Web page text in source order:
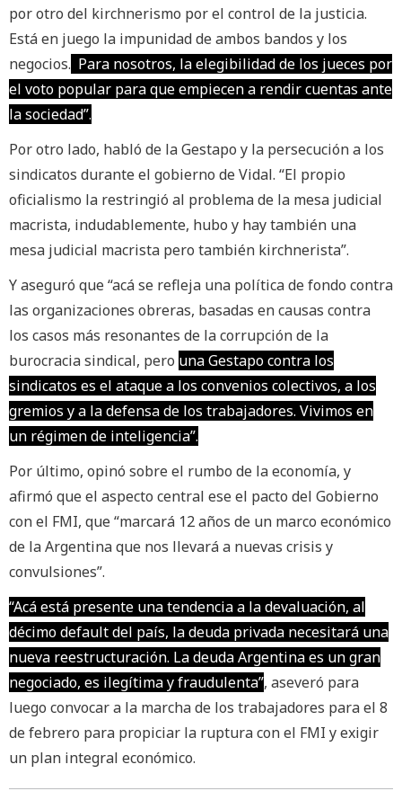
por otro del kirchnerismo por el control de la justicia.
Está en juego la impunidad de ambos bandos y los
negocios. Para nosotros, la elegibilidad de los jueces por
el voto popular para que empiecen a rendir cuentas ante
la sociedad”.
Por otro lado, habló de la Gestapo y la persecución a los
sindicatos durante el gobierno de Vidal. “El propio
oficialismo la restringió al problema de la mesa judicial
macrista, indudablemente, hubo y hay también una
mesa judicial macrista pero también kirchnerista”.
Y aseguró que “acá se refleja una política de fondo contra
las organizaciones obreras, basadas en causas contra
los casos más resonantes de la corrupción de la
burocracia sindical, pero una Gestapo contra los
sindicatos es el ataque a los convenios colectivos, a los
gremios y a la defensa de los trabajadores. Vivimos en
un régimen de inteligencia”.
Por último, opinó sobre el rumbo de la economía, y
afirmó que el aspecto central ese el pacto del Gobierno
con el FMI, que “marcará 12 años de un marco económico
de la Argentina que nos llevará a nuevas crisis y
convulsiones”.
“Acá está presente una tendencia a la devaluación, al
décimo default del país, la deuda privada necesitará una
nueva reestructuración. La deuda Argentina es un gran
negociado, es ilegítima y fraudulenta”, aseveró para
luego convocar a la marcha de los trabajadores para el 8
de febrero para propiciar la ruptura con el FMI y exigir
un plan integral económico.